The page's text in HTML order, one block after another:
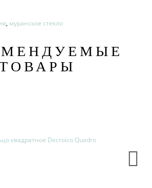
, муранское стекло